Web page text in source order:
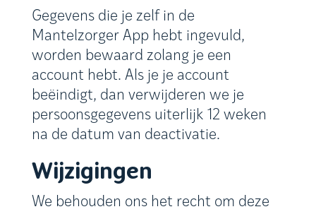
Gegevens die je zelf in de
Mantelzorger App hebt ingevuld,
worden bewaard zolang je een
account hebt. Als je je account
beëindigt, dan verwijderen we je
persoonsgegevens uiterlijk 12 weken
na de datum van deactivatie.
Wijzigingen
We behouden ons het recht om deze